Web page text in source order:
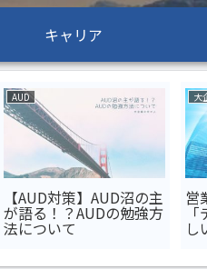
キャリア
AUD
【AUD対策】AUD沼の主
が語る！？AUDの勉強方
法について
大
営
し